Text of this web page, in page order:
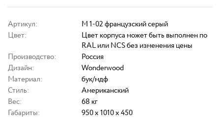
Артикул:
M 1-02 французский серый
Цвет:
Цвет корпуса может быть выполнен по
RAL или NCS без изменения цены
Производство:
Россия
Дизайн:
Wonderwood
Материал:
бук/мдф
Стиль:
Американский
Вес:
68 кг
Габариты:
950 x 1010 x 450